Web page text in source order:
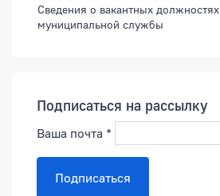
Сведения о вакантных должностях
муниципальной службы
Подписаться на рассылку
Ваша почта *
Подписаться